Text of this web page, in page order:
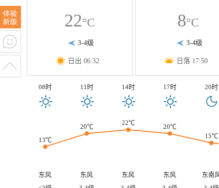
22°C
3-4级
日出 06:32
8°C
3-4级
日落 17:50
08时 11时 14时 17时 20时
13℃
20℃
22℃
20℃
15℃
东风 东风 东风 东风
东南